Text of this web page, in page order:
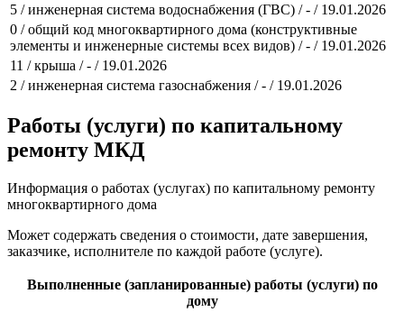
5 / инженерная система водоснабжения (ГВС) / - / 19.01.2026
0 / общий код многоквартирного дома (конструктивные
элементы и инженерные системы всех видов) / - / 19.01.2026
11 / крыша / - / 19.01.2026
2 / инженерная система газоснабжения / - / 19.01.2026
Работы (услуги) по капитальному
ремонту МКД
Информация о работах (услугах) по капитальному ремонту
многоквартирного дома
Может содержать сведения о стоимости, дате завершения,
заказчике, исполнителе по каждой работе (услуге).
Выполненные (запланированные) работы (услуги) по
дому